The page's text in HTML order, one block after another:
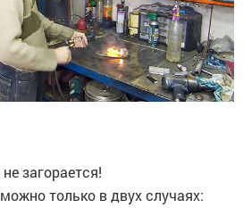
загорается!
только в двух случаях: